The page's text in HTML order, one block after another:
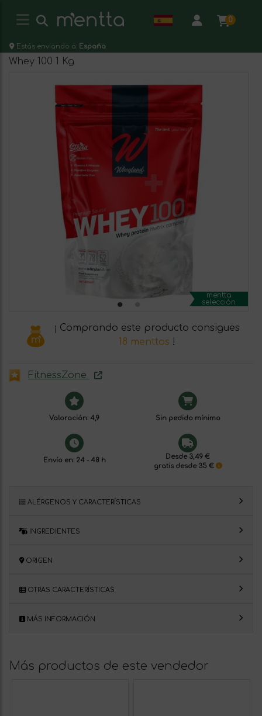
0
Estás enviando a: España
Whey 100 1 Kg
mentta
selección
¡ Comprando este producto consigues
18 menttos !
FitnessZone
Valoración: 4,9 Sin pedido mínimo
Envío en: 24 - 48 h
Desde 3,49 €
gratis desde 35 €
ALÉRGENOS Y CARACTERÍSTICAS
INGREDIENTES
ORIGEN
OTRAS CARACTERÍSTICAS
MÁS INFORMACIÓN
Más productos de este vendedor